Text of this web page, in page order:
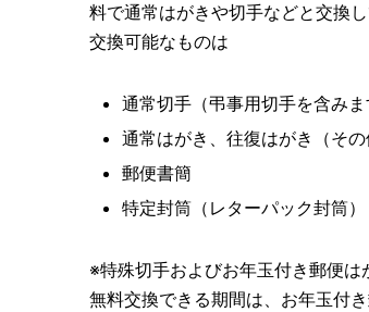
料で通常はがきや切手などと交換し
交換可能なものは
通常切手（弔事用切手を含みま
通常はがき、往復はがき（その
郵便書簡
特定封筒（レターパック封筒）
※特殊切手およびお年玉付き郵便は
無料交換できる期間は、お年玉付